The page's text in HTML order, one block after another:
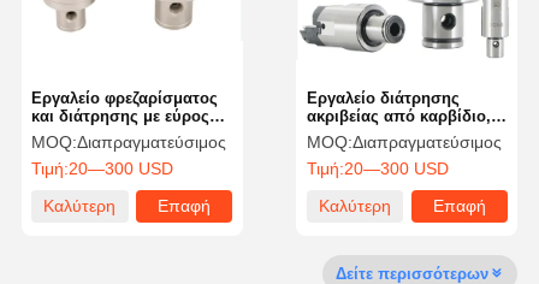
Σχετικά Με
Επισκέψεις
Εργοστάσιο
Εργαλείο διάτρησης
ακριβείας από καρβίδιο,
στρογγυλή ένθετη κεφαλή,
υψηλής απόδοσης
MOQ:Διαπραγματεύσιμος
Τιμή:20—300 USD
Καλύτερη
Επαφή
Εργαλείο φρεζαρίσματος
και διάτρησης με εύρος
διάτρησης 20-203mm,
εργαλείο διάτρησης
ακριβείας με στιβαρό
MOQ:Διαπραγματεύσιμος
Τιμή:20—300 USD
Καλύτερη
Επαφή
Δείτε περισσότερων